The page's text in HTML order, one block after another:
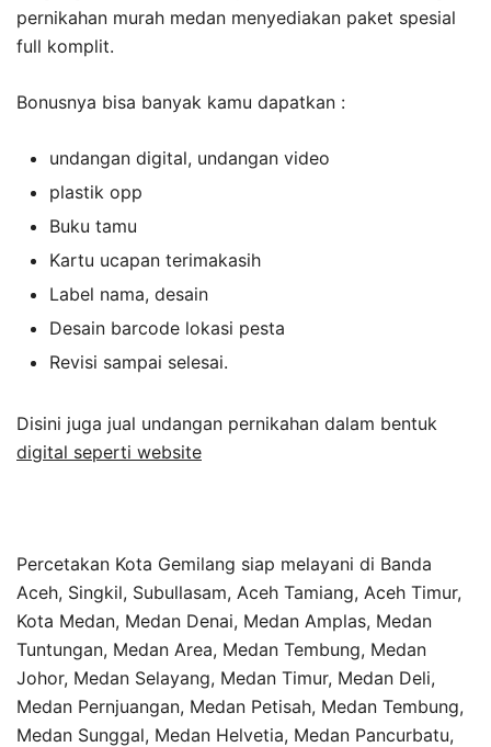
pernikahan murah medan menyediakan paket spesial
full komplit.
Bonusnya bisa banyak kamu dapatkan :
undangan digital, undangan video
plastik opp
Buku tamu
Kartu ucapan terimakasih
Label nama, desain
Desain barcode lokasi pesta
Revisi sampai selesai.
Disini juga jual undangan pernikahan dalam bentuk
digital seperti website
Percetakan Kota Gemilang siap melayani di Banda
Aceh, Singkil, Subullasam, Aceh Tamiang, Aceh Timur,
Kota Medan, Medan Denai, Medan Amplas, Medan
Tuntungan, Medan Area, Medan Tembung, Medan
Johor, Medan Selayang, Medan Timur, Medan Deli,
Medan Pernjuangan, Medan Petisah, Medan Tembung,
Medan Sunggal, Medan Helvetia, Medan Pancurbatu,